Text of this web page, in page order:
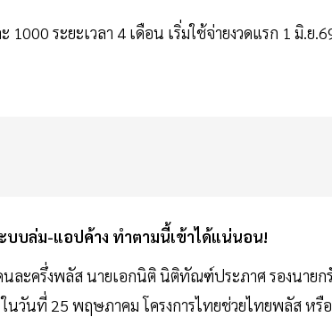
1000 ระยะเวลา 4 เดือน เริ่มใช้จ่ายงวดแรก 1 มิ.ย
ะบบล่ม-แอปค้าง ทำตามนี้เข้าได้แน่นอน!
ละครึ่งพลัส นายเอกนิติ นิติทัณฑ์ประภาศ รองนายก
นวันที่ 25 พฤษภาคม โครงการไทยช่วยไทยพลัส หรื